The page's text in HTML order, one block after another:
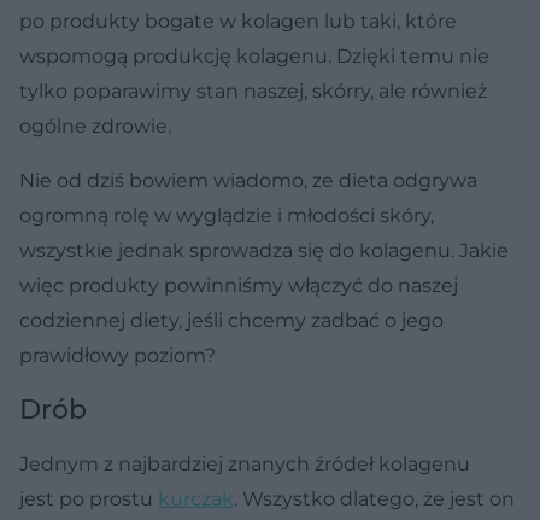
po produkty bogate w kolagen lub taki, które
wspomogą produkcję kolagenu. Dzięki temu nie
tylko poparawimy stan naszej, skórry, ale również
ogólne zdrowie.
Nie od dziś bowiem wiadomo, ze dieta odgrywa
ogromną rolę w wyglądzie i młodości skóry,
wszystkie jednak sprowadza się do kolagenu. Jakie
więc produkty powinniśmy włączyć do naszej
codziennej diety, jeśli chcemy zadbać o jego
prawidłowy poziom?
Drób
Jednym z najbardziej znanych źródeł kolagenu
jest po prostu kurczak. Wszystko dlatego, że jest on